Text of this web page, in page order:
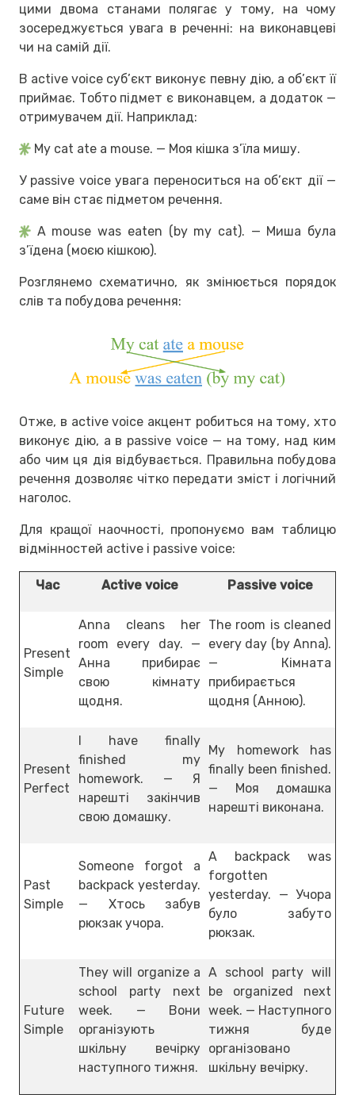
цими двома станами полягає у тому, на чому
зосереджується увага в реченні: на виконавцеві
чи на самій дії.
В active voice суб’єкт виконує певну дію, а об’єкт її
приймає. Тобто підмет є виконавцем, а додаток —
отримувачем дії. Наприклад:
My cat ate a mouse. — Моя кішка з’їла мишу.
У passive voice увага переноситься на об’єкт дії —
саме він стає підметом речення.
A mouse was eaten (by my cat). — Миша була
з’їдена (моєю кішкою).
Розглянемо схематично, як змінюється порядок
слів та побудова речення:
Отже, в active voice акцент робиться на тому, хто
виконує дію, а в passive voice — на тому, над ким
або чим ця дія відбувається. Правильна побудова
речення дозволяє чітко передати зміст і логічний
наголос.
Для кращої наочності, пропонуємо вам таблицю
відмінностей active і passive voice:
Час Active voice Passive voice
Present
Simple
Anna cleans her
room every day. —
Анна прибирає
свою кімнату
щодня.
The room is cleaned
every day (by Anna).
— Кімната
прибирається
щодня (Анною).
Present
Perfect
I have finally
finished my
homework. — Я
нарешті закінчив
свою домашку.
My homework has
finally been finished.
— Моя домашка
нарешті виконана.
Past
Simple
Someone forgot a
backpack yesterday.
— Хтось забув
рюкзак учора.
A backpack was
forgotten
yesterday. — Учора
було забуто
рюкзак.
Future
Simple
They will organize a
school party next
week. — Вони
організують
шкільну вечірку
наступного тижня.
A school party will
be organized next
week. — Наступного
тижня буде
організовано
шкільну вечірку.